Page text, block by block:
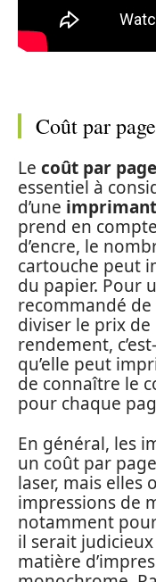
Coût par
Le coût par page
essentiel à
d’une
prend en
d’encre, le
cartouche peut
du papier. Pour
recommandé
diviser le prix
rendement,
qu’elle peut
de connaître le
pour chaque
En général, les
un coût par
laser, mais elles
impressions de
notamment
il serait judicieux
matière